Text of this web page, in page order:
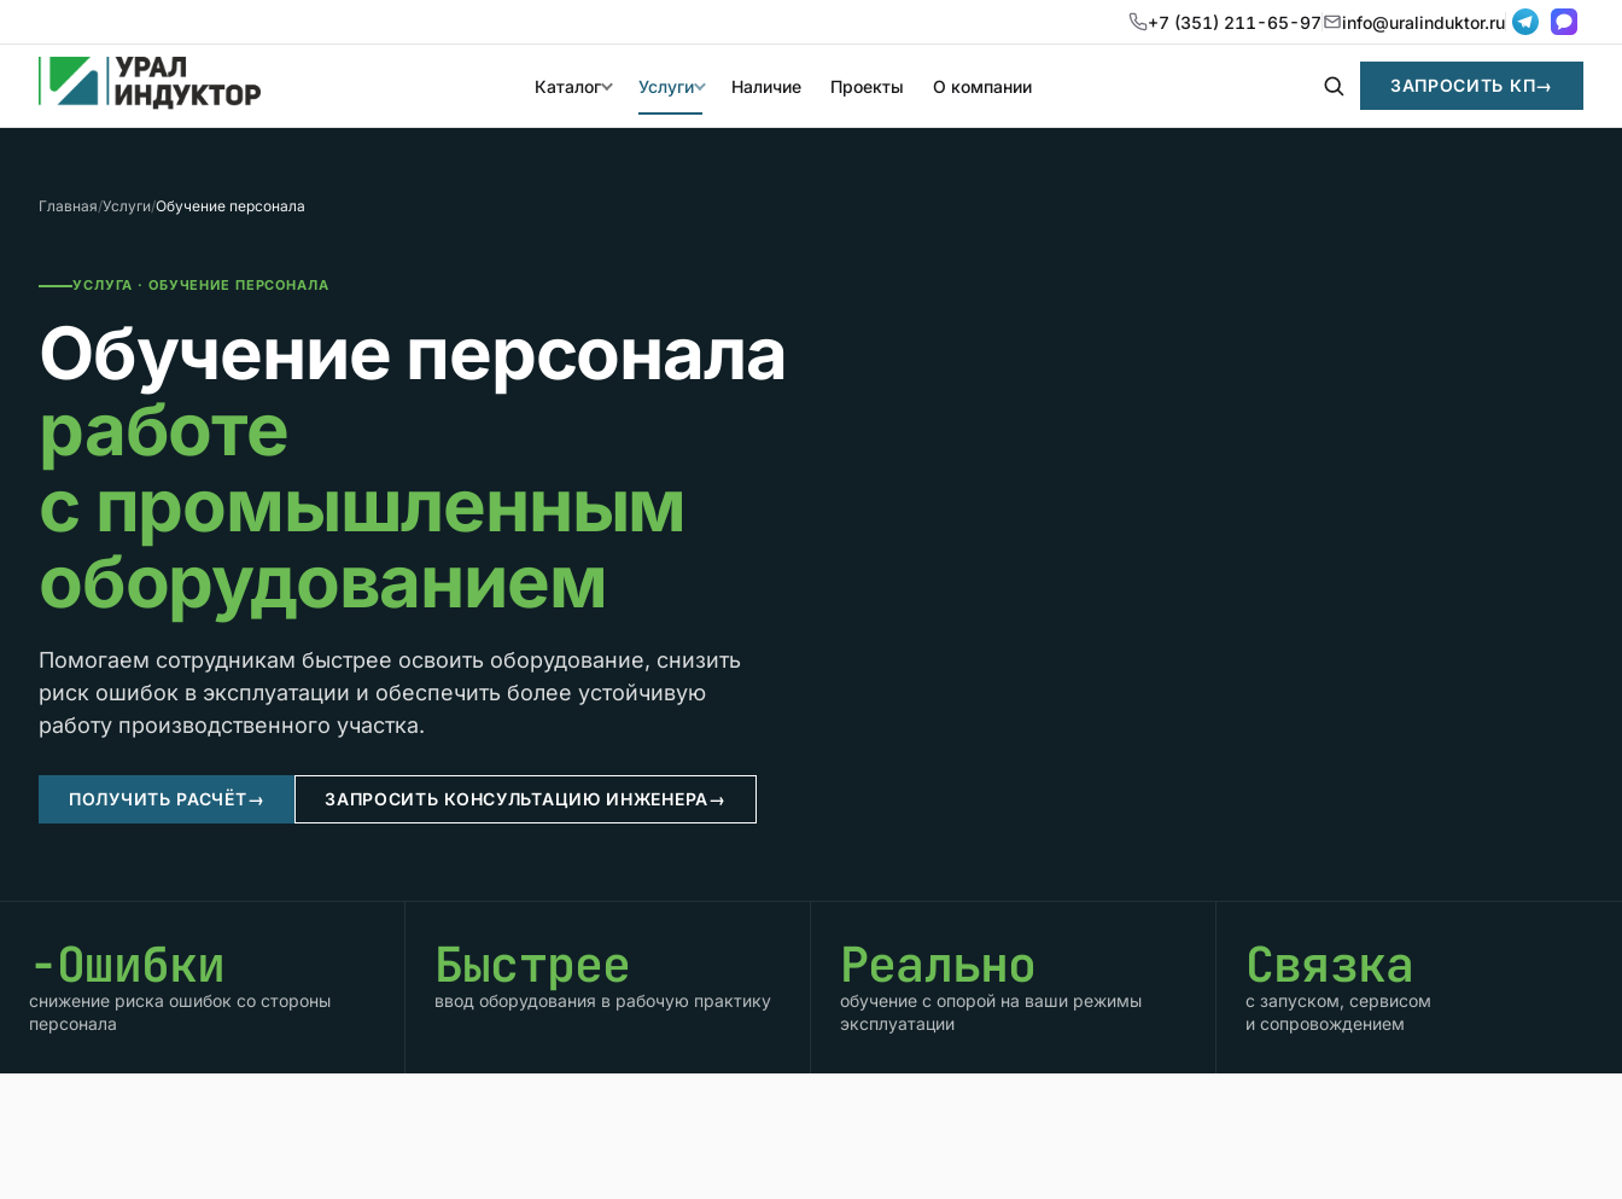
+7 (351) 211-65-97 info@uralinduktor.ru
Каталог Услуги Наличие Проекты О компании ЗАПРОСИТЬ КП→
Главная/Услуги/Обучение персонала
УСЛУГА · ОБУЧЕНИЕ ПЕРСОНАЛА
Обучение персонала
работе
с промышленным
оборудованием
Помогаем сотрудникам быстрее освоить оборудование, снизить
риск ошибок в эксплуатации и обеспечить более устойчивую
работу производственного участка.
ПОЛУЧИТЬ РАСЧЁТ→ ЗАПРОСИТЬ КОНСУЛЬТАЦИЮ ИНЖЕНЕРА→
−Ошибки
снижение риска ошибок со стороны
персонала
Быстрее
ввод оборудования в рабочую практику
Реально
обучение с опорой на ваши режимы
эксплуатации
Связка
с запуском, сервисом
и сопровождением